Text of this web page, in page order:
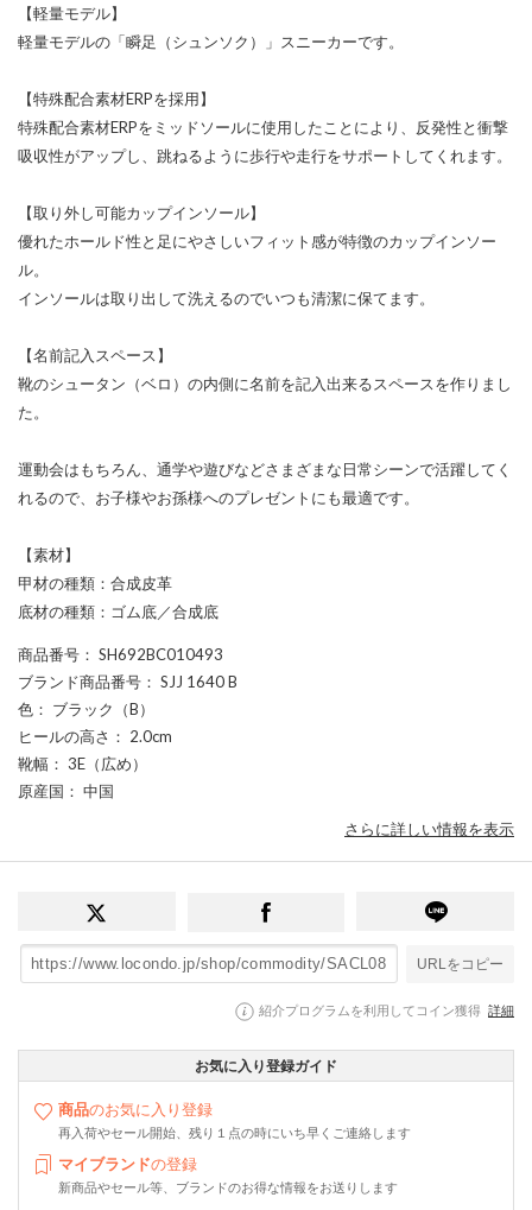
【軽量モデル】
軽量モデルの「瞬足（シュンソク）」スニーカーです。
【特殊配合素材ERPを採用】
特殊配合素材ERPをミッドソールに使用したことにより、反発性と衝撃
吸収性がアップし、跳ねるように歩行や走行をサポートしてくれます。
【取り外し可能カップインソール】
優れたホールド性と足にやさしいフィット感が特徴のカップインソー
ル。
インソールは取り出して洗えるのでいつも清潔に保てます。
【名前記入スペース】
靴のシュータン（ベロ）の内側に名前を記入出来るスペースを作りまし
た。
運動会はもちろん、通学や遊びなどさまざまな日常シーンで活躍してく
れるので、お子様やお孫様へのプレゼントにも最適です。
【素材】
甲材の種類：合成皮革
底材の種類：ゴム底／合成底
商品番号 ： SH692BC010493
ブランド商品番号 ： SJJ 1640 B
色 ： ブラック（B）
ヒールの高さ ： 2.0cm
靴幅 ： 3E（広め）
原産国 ： 中国
さらに詳しい情報を表示
URLをコピー
紹介プログラムを利用してコイン獲得 詳細
お気に入り登録ガイド
商品のお気に入り登録
再入荷やセール開始、残り１点の時にいち早くご連絡します
マイブランドの登録
新商品やセール等、ブランドのお得な情報をお送りします